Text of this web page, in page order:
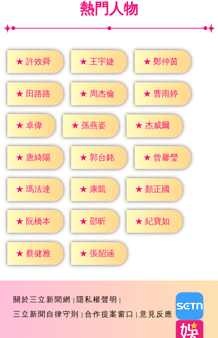
熱門人物
★ 許效舜 ★ 王宇婕 ★ 鄭仲茵
★ 田路路 ★ 周杰倫 ★ 曹雨婷
★ 卓偉 ★ 孫燕姿 ★ 杰威爾
★ 唐綺陽 ★ 郭台銘 ★ 曾馨瑩
★ 瑪法達 ★ 康凱 ★ 顏正國
★ 阮橋本 ★ 邵昕 ★ 紀寶如
★ 蔡健雅 ★ 張韶涵
關於三立新聞網
隱私權聲明
三立新聞自律守則
合作提案窗口 意見反應